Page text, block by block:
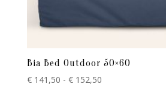
Bia Bed Outdoor 50×60
€141,50 - €152,50Prijsklasse: